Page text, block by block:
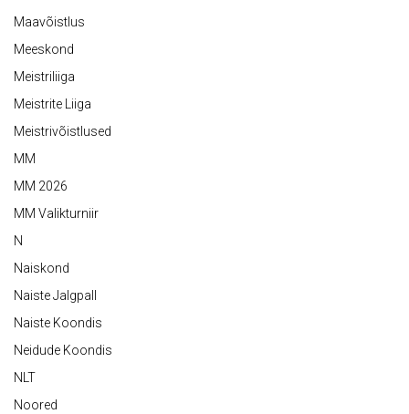
Maavõistlus
Meeskond
Meistriliiga
Meistrite Liiga
Meistrivõistlused
MM
MM 2026
MM Valikturniir
N
Naiskond
Naiste Jalgpall
Naiste Koondis
Neidude Koondis
NLT
Noored